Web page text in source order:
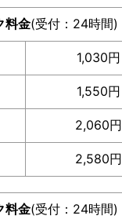
料金(受付：24時間)
1,030円
1,550円
2,060円
2,580円
料金(受付：24時間)